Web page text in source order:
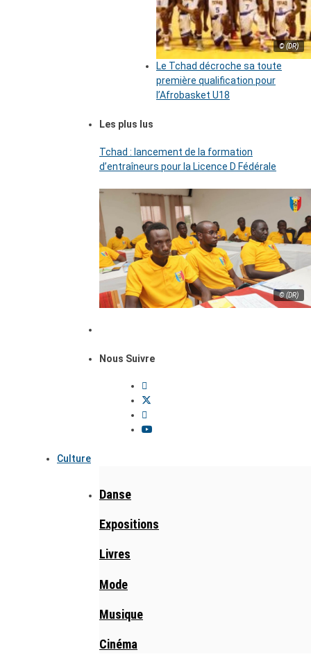
© (DR)
Le Tchad décroche sa toute
première qualification pour
l’Afrobasket U18
Les plus lus
Tchad : lancement de la formation
d’entraîneurs pour la Licence D Fédérale
© (DR)
Nous Suivre
Culture
Danse
Expositions
Livres
Mode
Musique
Cinéma